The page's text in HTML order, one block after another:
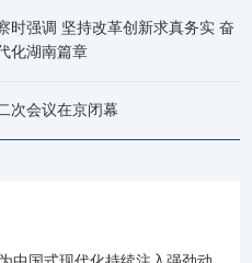
时强调 坚持改革创新求真务实 奋
化湖南篇章
次会议在京闭幕